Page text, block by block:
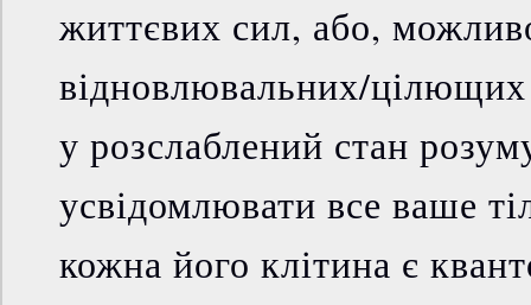
життєвих сил, або,
відновлювальних/цілющих
у розслаблений стан
усвідомлювати все ваше
кожна його клітина є